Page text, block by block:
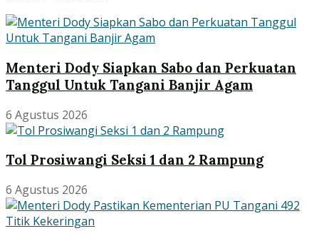
Menteri Dody Siapkan Sabo dan Perkuatan
Tanggul Untuk Tangani Banjir Agam
6 Agustus 2026
Tol Prosiwangi Seksi 1 dan 2 Rampung
6 Agustus 2026